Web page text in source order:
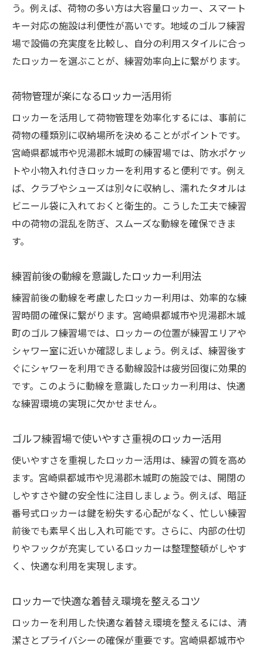
う。例えば、荷物の多い方は大容量ロッカー、スマート
キー対応の施設は利便性が高いです。地域のゴルフ練習
場で設備の充実度を比較し、自分の利用スタイルに合っ
たロッカーを選ぶことが、練習効率向上に繋がります。
荷物管理が楽になるロッカー活用術
ロッカーを活用して荷物管理を効率化するには、事前に
荷物の種類別に収納場所を決めることがポイントです。
宮崎県都城市や児湯郡木城町の練習場では、防水ポケッ
トや小物入れ付きロッカーを利用すると便利です。例え
ば、クラブやシューズは別々に収納し、濡れたタオルは
ビニール袋に入れておくと衛生的。こうした工夫で練習
中の荷物の混乱を防ぎ、スムーズな動線を確保できま
す。
練習前後の動線を意識したロッカー利用法
練習前後の動線を考慮したロッカー利用は、効率的な練
習時間の確保に繋がります。宮崎県都城市や児湯郡木城
町のゴルフ練習場では、ロッカーの位置が練習エリアや
シャワー室に近いか確認しましょう。例えば、練習後す
ぐにシャワーを利用できる動線設計は疲労回復に効果的
です。このように動線を意識したロッカー利用は、快適
な練習環境の実現に欠かせません。
ゴルフ練習場で使いやすさ重視のロッカー活用
使いやすさを重視したロッカー活用は、練習の質を高め
ます。宮崎県都城市や児湯郡木城町の施設では、開閉の
しやすさや鍵の安全性に注目しましょう。例えば、暗証
番号式ロッカーは鍵を紛失する心配がなく、忙しい練習
前後でも素早く出し入れ可能です。さらに、内部の仕切
りやフックが充実しているロッカーは整理整頓がしやす
く、快適な利用を実現します。
ロッカーで快適な着替え環境を整えるコツ
ロッカーを利用した快適な着替え環境を整えるには、清
潔さとプライバシーの確保が重要です。宮崎県都城市や